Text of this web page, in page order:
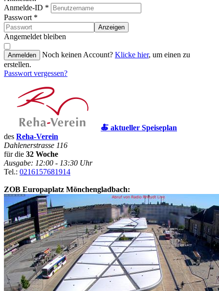
Anmelde-ID *
Passwort *
Anzeigen
Angemeldet bleiben
Anmelden Noch keinen Account? Klicke hier, um einen zu
erstellen.
Passwort vergessen?
🍝 aktueller Speiseplan
des Reha-Verein
Dahlenerstrasse 116
für die 32 Woche
Ausgabe: 12:00 - 13:30 Uhr
Tel.: 0216157681914
ZOB Europaplatz Mönchengladbach: